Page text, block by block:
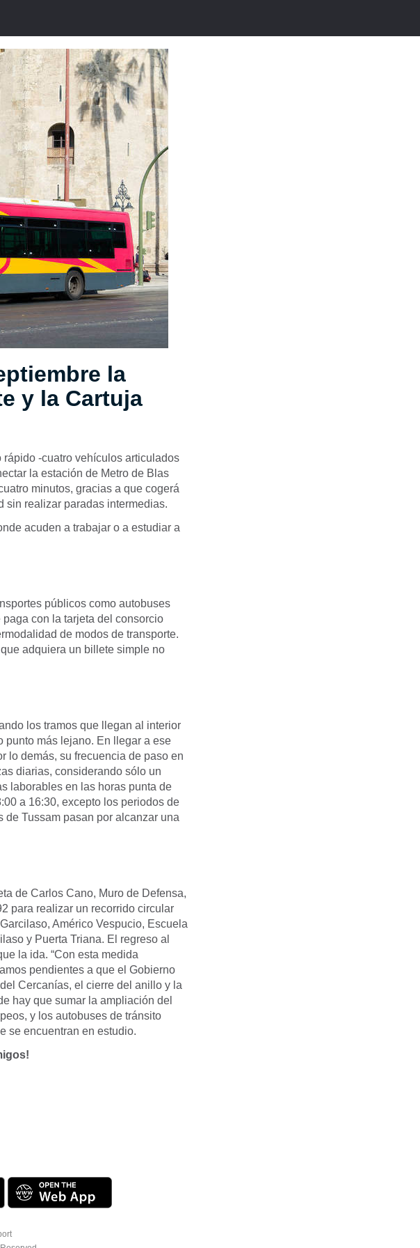
la
y la Cartuja
-cuatro vehículos articulados
la estación de Metro de Blas
minutos, gracias a que cogerá
sin realizar paradas intermedias.
acuden a trabajar o a estudiar a
públicos como autobuses
con la tarjeta del consorcio
de modos de transporte.
adquiera un billete simple no
los tramos que llegan al interior
punto más lejano. En llegar a ese
lo demás, su frecuencia de paso en
diarias, considerando sólo un
laborables en las horas punta de
a 16:30, excepto los periodos de
Tussam pasan por alcanzar una
de Carlos Cano, Muro de Defensa,
para realizar un recorrido circular
Américo Vespucio, Escuela
y Puerta Triana. El regreso al
la ida. “Con esta medida
pendientes a que el Gobierno
Cercanías, el cierre del anillo y la
hay que sumar la ampliación del
y los autobuses de tránsito
se encuentran en estudio.